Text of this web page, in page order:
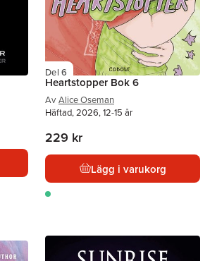
Del 6
Heartstopper Bok 6
Av Alice Oseman
Häftad, 2026, 12-15 år
229 kr
Lägg i varukorg